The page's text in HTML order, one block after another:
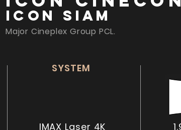
Icon Siam
Major Cineplex Group PCL.
SYSTEM
IMAX Laser 4K